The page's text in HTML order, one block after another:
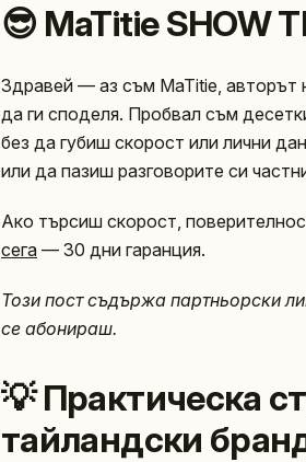
😎 MaTitie SHOW
Здравей — аз съм MaTitie, авторът
да ги споделя. Пробвал съм
без да губиш скорост или лични
или да пазиш разговорите си
Ако търсиш скорост,
сега — 30 дни гаранция.
Този пост съдържа партньорски
се абонираш.
💡 Практическа
тайландски